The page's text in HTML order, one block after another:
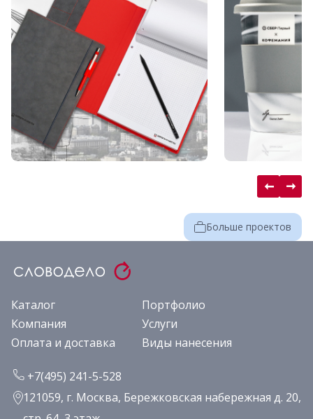
Больше проектов
Каталог
Портфолио
Компания
Услуги
Оплата и доставка
Виды нанесения
+7(495) 241-5-528
121059, г. Москва, Бережковская набережная д. 20,